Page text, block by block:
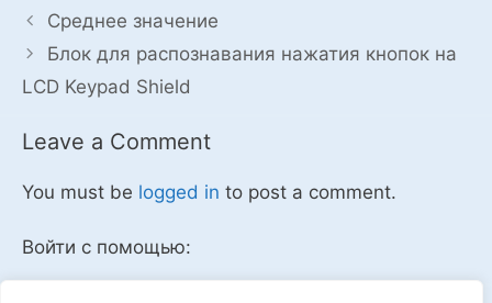
Среднее значение
Блок для распознавания нажатия кнопок на
LCD Keypad Shield
Leave a Comment
You must be logged in to post a comment.
Войти с помощью: